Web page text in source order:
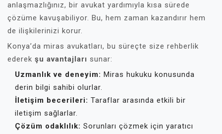
anlaşmazlığınız, bir avukat yardımıyla kısa sürede
çözüme kavuşabiliyor. Bu, hem zaman kazandırır hem
de ilişkilerinizi korur.
Konya’da miras avukatları, bu süreçte size rehberlik
ederek şu avantajları sunar:
Uzmanlık ve deneyim: Miras hukuku konusunda
derin bilgi sahibi olurlar.
İletişim becerileri: Taraflar arasında etkili bir
iletişim sağlarlar.
Çözüm odaklılık: Sorunları çözmek için yaratıcı